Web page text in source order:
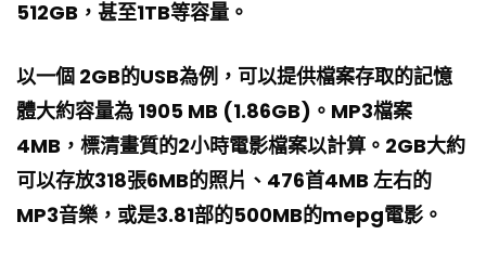
512GB，甚至1TB等容量。
以一個 2GB的USB為例，可以提供檔案存取的記憶
體大約容量為 1905 MB (1.86GB)。MP3檔案
4MB，標清畫質的2小時電影檔案以計算。2GB大約
可以存放318張6MB的照片、476首4MB 左右的
MP3音樂，或是3.81部的500MB的mepg電影。